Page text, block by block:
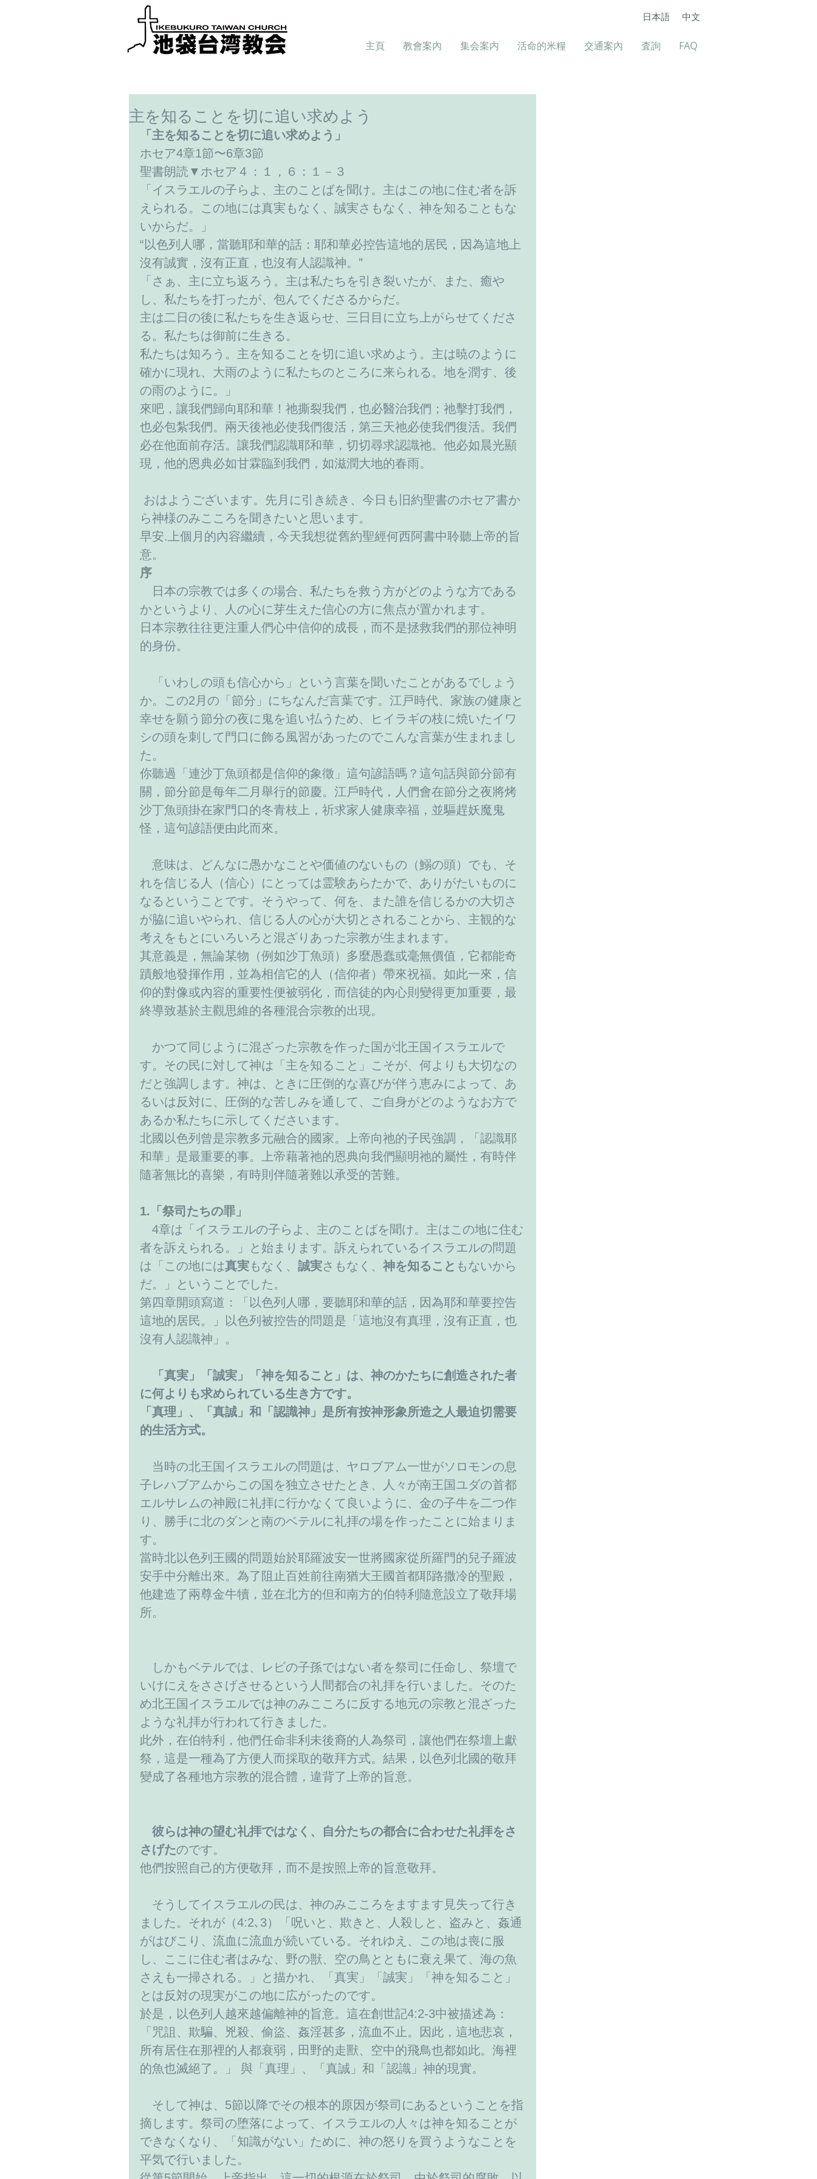
日本語 中文
主頁 教會案內 集会案内 活命的米糧 交通案內 査詢 FAQ
主を知ることを切に追い求めよう
「主を知ることを切に追い求めよう」
ホセア4章1節〜6章3節
聖書朗読▼ホセア４：１，６：１－３
「イスラエルの子らよ、主のことばを聞け。主はこの地に住む者を訴
えられる。この地には真実もなく、誠実さもなく、神を知ることもな
いからだ。」
“以色列人哪，當聽耶和華的話：耶和華必控告這地的居民，因為這地上
沒有誠實，沒有正直，也沒有人認識神。”
「さぁ、主に立ち返ろう。主は私たちを引き裂いたが、また、癒や
し、私たちを打ったが、包んでくださるからだ。
主は二日の後に私たちを生き返らせ、三日目に立ち上がらせてくださ
る。私たちは御前に生きる。
私たちは知ろう。主を知ることを切に追い求めよう。主は暁のように
確かに現れ、大雨のように私たちのところに来られる。地を潤す、後
の雨のように。」
來吧，讓我們歸向耶和華！祂撕裂我們，也必醫治我們；祂擊打我們，
也必包紮我們。兩天後祂必使我們復活，第三天祂必使我們復活。我們
必在他面前存活。讓我們認識耶和華，切切尋求認識祂。他必如晨光顯
現，他的恩典必如甘霖臨到我們，如滋潤大地的春雨。
おはようございます。先月に引き続き、今日も旧約聖書のホセア書か
ら神様のみこころを聞きたいと思います。
早安.上個月的內容繼續，今天我想從舊約聖經何西阿書中聆聽上帝的旨
意。
序
日本の宗教では多くの場合、私たちを救う方がどのような方である
かというより、人の心に芽生えた信心の方に焦点が置かれます。
日本宗教往往更注重人們心中信仰的成長，而不是拯救我們的那位神明
的身份。
「いわしの頭も信心から」という言葉を聞いたことがあるでしょう
か。この2月の「節分」にちなんだ言葉です。江戸時代、家族の健康と
幸せを願う節分の夜に鬼を追い払うため、ヒイラギの枝に焼いたイワ
シの頭を刺して門口に飾る風習があったのでこんな言葉が生まれまし
た。
你聽過「連沙丁魚頭都是信仰的象徵」這句諺語嗎？這句話與節分節有
關，節分節是每年二月舉行的節慶。江戶時代，人們會在節分之夜將烤
沙丁魚頭掛在家門口的冬青枝上，祈求家人健康幸福，並驅趕妖魔鬼
怪，這句諺語便由此而來。
意味は、どんなに愚かなことや価値のないもの（鰯の頭）でも、そ
れを信じる人（信心）にとっては霊験あらたかで、ありがたいものに
なるということです。そうやって、何を、また誰を信じるかの大切さ
が脇に追いやられ、信じる人の心が大切とされることから、主観的な
考えをもとにいろいろと混ざりあった宗教が生まれます。
其意義是，無論某物（例如沙丁魚頭）多麼愚蠢或毫無價值，它都能奇
蹟般地發揮作用，並為相信它的人（信仰者）帶來祝福。如此一來，信
仰的對像或內容的重要性便被弱化，而信徒的內心則變得更加重要，最
終導致基於主觀思維的各種混合宗教的出現。
かつて同じように混ざった宗教を作った国が北王国イスラエルで
す。その民に対して神は「主を知ること」こそが、何よりも大切なの
だと強調します。神は、ときに圧倒的な喜びが伴う恵みによって、あ
るいは反対に、圧倒的な苦しみを通して、ご自身がどのようなお方で
あるか私たちに示してくださいます。
北國以色列曾是宗教多元融合的國家。上帝向祂的子民強調，「認識耶
和華」是最重要的事。上帝藉著祂的恩典向我們顯明祂的屬性，有時伴
隨著無比的喜樂，有時則伴隨著難以承受的苦難。
1.「祭司たちの罪」
4章は「イスラエルの子らよ、主のことばを聞け。主はこの地に住む
者を訴えられる。」と始まります。訴えられているイスラエルの問題
は「この地には真実もなく、 誠実さもなく、 神を知ること もないから
だ。」ということでした。
第四章開頭寫道：「以色列人哪，要聽耶和華的話，因為耶和華要控告
這地的居民。」以色列被控告的問題是「這地沒有真理，沒有正直，也
沒有人認識神」。
「真実」「誠実」「神を知ること」は、神のかたちに創造された者
に何よりも求められている生き方です。
「真理」、「真誠」和「認識神」是所有按神形象所造之人最迫切需要
的生活方式。
当時の北王国イスラエルの問題は、ヤロブアム一世がソロモンの息
子レハブアムからこの国を独立させたとき、人々が南王国ユダの首都
エルサレムの神殿に礼拝に行かなくて良いように、金の子牛を二つ作
り、勝手に北のダンと南のベテルに礼拝の場を作ったことに始まりま
す。
當時北以色列王國的問題始於耶羅波安一世將國家從所羅門的兒子羅波
安手中分離出來。為了阻止百姓前往南猶大王國首都耶路撒冷的聖殿，
他建造了兩尊金牛犢，並在北方的但和南方的伯特利隨意設立了敬拜場
所。
しかもベテルでは、レビの子孫ではない者を祭司に任命し、祭壇で
いけにえをささげさせるという人間都合の礼拝を行いました。そのた
め北王国イスラエルでは神のみこころに反する地元の宗教と混ざった
ような礼拝が行われて行きました。
此外，在伯特利，他們任命非利未後裔的人為祭司，讓他們在祭壇上獻
祭，這是一種為了方便人而採取的敬拜方式。結果，以色列北國的敬拜
變成了各種地方宗教的混合體，違背了上帝的旨意。
彼らは神の望む礼拝ではなく、自分たちの都合に合わせた礼拝をさ
さげたのです。
他們按照自己的方便敬拜，而不是按照上帝的旨意敬拜。
そうしてイスラエルの民は、神のみこころをますます見失って行き
ました。それが（4:2､3）「呪いと、欺きと、人殺しと、盗みと、姦通
がはびこり、流血に流血が続いている。それゆえ、この地は喪に服
し、ここに住む者はみな、野の獣、空の鳥とともに衰え果て、海の魚
さえも一掃される。」と描かれ、「真実」「誠実」「神を知ること」
とは反対の現実がこの地に広がったのです。
於是，以色列人越來越偏離神的旨意。這在創世記4:2-3中被描述為：
「咒詛、欺騙、兇殺、偷盜、姦淫甚多，流血不止。因此，這地悲哀，
所有居住在那裡的人都衰弱，田野的走獸、空中的飛鳥也都如此。海裡
的魚也滅絕了。」 與「真理」、「真誠」和「認識」神的現實。
そして神は、5節以降でその根本的原因が祭司にあるということを指
摘します。祭司の堕落によって、イスラエルの人々は神を知ることが
できなくなり、「知識がない」ために、神の怒りを買うようなことを
平気で行いました。